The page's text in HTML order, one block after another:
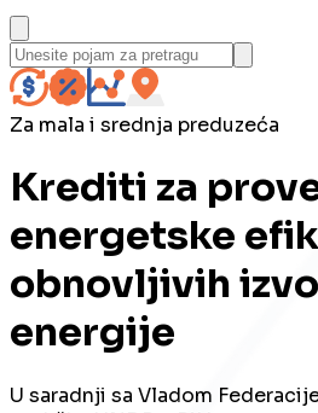
Za mala i srednja preduzeća
Krediti za
energetske
obnovljivih
energije
U saradnji sa Vladom